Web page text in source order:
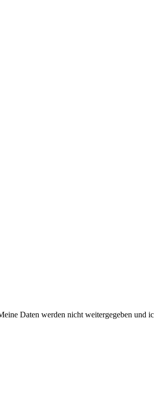
Daten werden nicht weitergegeben und